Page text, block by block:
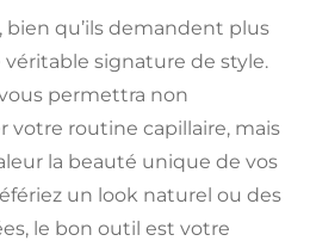
bien qu’ils demandent plus
signature de style.
permettra non
votre routine capillaire, mais
la beauté unique de vos
un look naturel ou des
le bon outil est votre